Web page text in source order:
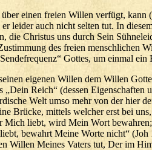
einen freien Willen verfügt,
leider auch nicht selten tut. In
die Christus uns durch Sein
des freien menschlichen
Gottes, um einmal
eigenen Willen dem Willen
„Dein Reich“ (dessen
Welt umso mehr von der hier
Brücke, mittels welcher erst bei
Mich liebt, wird Mein Wort
bewahrt Meine Worte nicht“
Willen Meines Vaters tut, Der im